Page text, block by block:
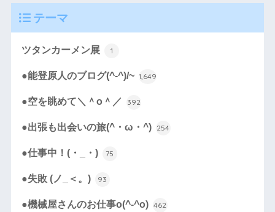
テーマ
ツタンカーメン展 1
●能登原人のブログ(^-^)/~ 1,649
●空を眺めて＼＾o＾／ 392
●出張も出会いの旅(^・ω・^) 254
●仕事中！(・_・) 75
●失敗 (ノ_＜。) 93
●機械屋さんのお仕事o(^-^o) 462